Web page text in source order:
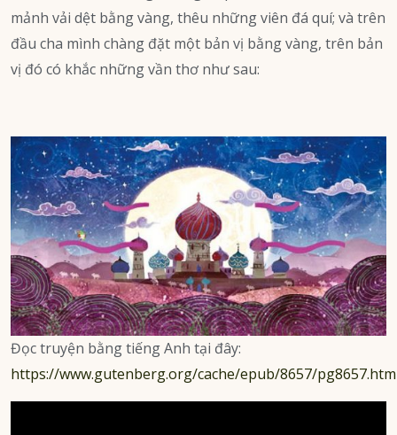
mảnh vải dệt bằng vàng, thêu những viên đá quí; và trên
đầu cha mình chàng đặt một bản vị bằng vàng, trên bản
vị đó có khắc những vần thơ như sau:
Đọc truyện bằng tiếng Anh tại đây:
https://www.gutenberg.org/cache/epub/8657/